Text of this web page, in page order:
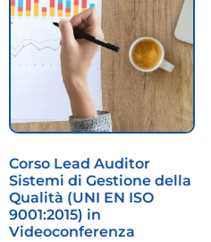
Corso Lead Auditor
Sistemi di Gestione della
Qualità (UNI EN ISO
9001:2015) in
Videoconferenza